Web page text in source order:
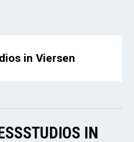
in Viersen
IN